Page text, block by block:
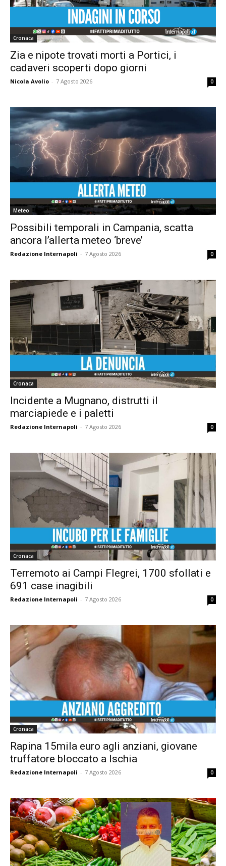
Cronaca
Zia e nipote trovati morti a Portici, i
cadaveri scoperti dopo giorni
Nicola Avolio - 7 Agosto 2026 0
Meteo
Possibili temporali in Campania, scatta
ancora l’allerta meteo ‘breve’
Redazione Internapoli - 7 Agosto 2026 0
Cronaca
Incidente a Mugnano, distrutti il
marciapiede e i paletti
Redazione Internapoli - 7 Agosto 2026 0
Cronaca
Terremoto ai Campi Flegrei, 1700 sfollati e
691 case inagibili
Redazione Internapoli - 7 Agosto 2026 0
Cronaca
Rapina 15mila euro agli anziani, giovane
truffatore bloccato a Ischia
Redazione Internapoli - 7 Agosto 2026 0